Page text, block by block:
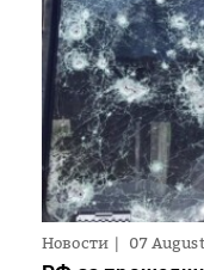
Новости 07